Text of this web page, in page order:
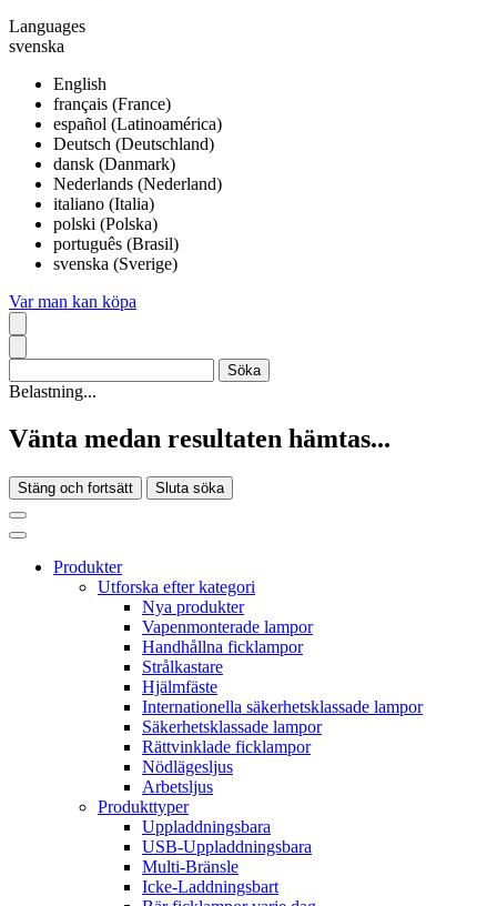
Languages
svenska
English
français (France)
español (Latinoamérica)
Deutsch (Deutschland)
dansk (Danmark)
Nederlands (Nederland)
italiano (Italia)
polski (Polska)
português (Brasil)
svenska (Sverige)
Var man kan köpa
Belastning...
Vänta medan resultaten hämtas...
Stäng och fortsätt Sluta söka
Produkter
Utforska efter kategori
Nya produkter
Vapenmonterade lampor
Handhållna ficklampor
Strålkastare
Hjälmfäste
Internationella säkerhetsklassade lampor
Säkerhetsklassade lampor
Rättvinklade ficklampor
Nödlägesljus
Arbetsljus
Produkttyper
Uppladdningsbara
USB-Uppladdningsbara
Multi-Bränsle
Icke-Laddningsbart